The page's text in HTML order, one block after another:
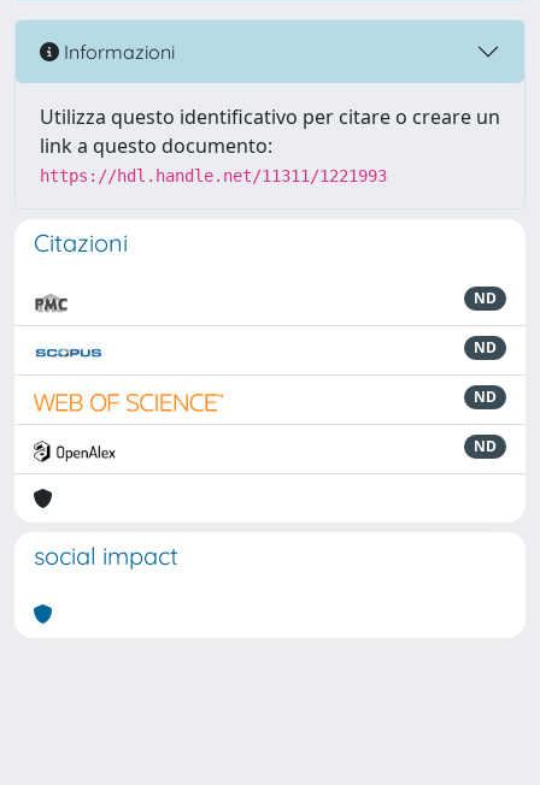
Informazioni
Utilizza questo identificativo per citare o creare un
link a questo documento:
https://hdl.handle.net/11311/1221993
Citazioni
ND
ND
ND
ND
social impact